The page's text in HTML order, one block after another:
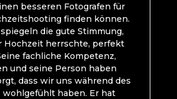
besseren Fotografen für
finden können.
die gute Stimmung,
Hochzeit herrschte, perfekt
fachliche Kompetenz,
und seine Person haben
dass wir uns während des
wohlgefühlt haben. Er hat